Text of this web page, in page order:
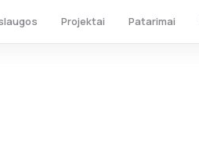
Projektai Patarimai